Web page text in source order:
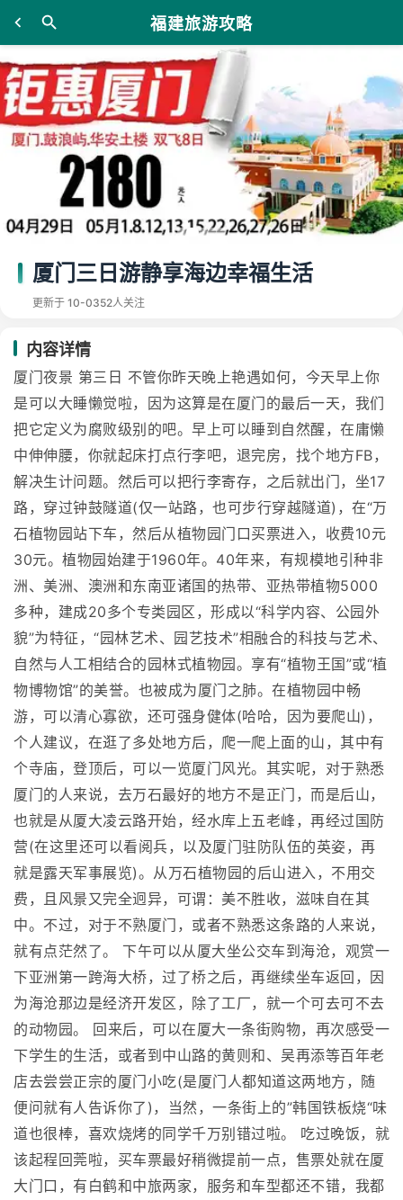
福建旅游攻略
厦门三日游静享海边幸福生活
更新于 10-0352人关注
内容详情
厦门夜景 第三日 不管你昨天晚上艳遇如何，今天早上你
是可以大睡懒觉啦，因为这算是在厦门的最后一天，我们
把它定义为腐败级别的吧。早上可以睡到自然醒，在庸懒
中伸伸腰，你就起床打点行李吧，退完房，找个地方FB，
解决生计问题。然后可以把行李寄存，之后就出门，坐17
路，穿过钟鼓隧道(仅一站路，也可步行穿越隧道)，在“万
石植物园站下车，然后从植物园门口买票进入，收费10元
30元。植物园始建于1960年。40年来，有规模地引种非
洲、美洲、澳洲和东南亚诸国的热带、亚热带植物5000
多种，建成20多个专类园区，形成以“科学内容、公园外
貌”为特征，“园林艺术、园艺技术”相融合的科技与艺术、
自然与人工相结合的园林式植物园。享有“植物王国”或“植
物博物馆”的美誉。也被成为厦门之肺。在植物园中畅
游，可以清心寡欲，还可强身健体(哈哈，因为要爬山)，
个人建议，在逛了多处地方后，爬一爬上面的山，其中有
个寺庙，登顶后，可以一览厦门风光。其实呢，对于熟悉
厦门的人来说，去万石最好的地方不是正门，而是后山，
也就是从厦大凌云路开始，经水库上五老峰，再经过国防
营(在这里还可以看阅兵，以及厦门驻防队伍的英姿，再
就是露天军事展览)。从万石植物园的后山进入，不用交
费，且风景又完全迥异，可谓：美不胜收，滋味自在其
中。不过，对于不熟厦门，或者不熟悉这条路的人来说，
就有点茫然了。 下午可以从厦大坐公交车到海沧，观赏一
下亚洲第一跨海大桥，过了桥之后，再继续坐车返回，因
为海沧那边是经济开发区，除了工厂，就一个可去可不去
的动物园。 回来后，可以在厦大一条街购物，再次感受一
下学生的生活，或者到中山路的黄则和、吴再添等百年老
店去尝尝正宗的厦门小吃(是厦门人都知道这两地方，随
便问就有人告诉你了)，当然，一条街上的”韩国铁板烧“味
道也很棒，喜欢烧烤的同学千万别错过啦。 吃过晚饭，就
该起程回莞啦，买车票最好稍微提前一点，售票处就在厦
大门口，有白鹤和中旅两家，服务和车型都还不错，我都